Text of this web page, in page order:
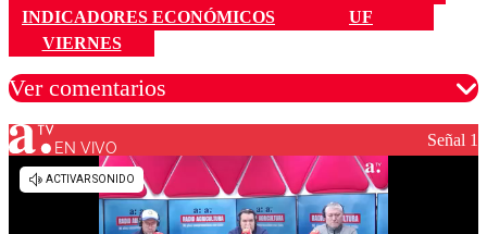
INDICADORES ECONÓMICOS
UF
VIERNES
Ver comentarios
Los comentarios son moderados para garantizar un
diálogo respetuoso.
EN VIVO Señal 1